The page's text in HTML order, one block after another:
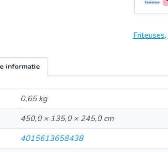
Friteuses,
informatie
0,65 kg
450,0 × 135,0 × 245,0 cm
4015613658438